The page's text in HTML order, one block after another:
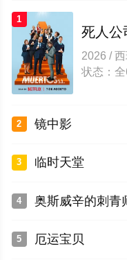
1
死人公
2026 /
状态：
2 镜中影
3 临时天堂
4 奥斯威辛的刺青
5 厄运宝贝